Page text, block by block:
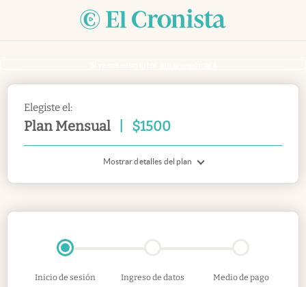
Elegiste el:
Plan Mensual $1500
Mostrar detalles del plan
Inicio de sesión Ingreso de datos Medio de pago